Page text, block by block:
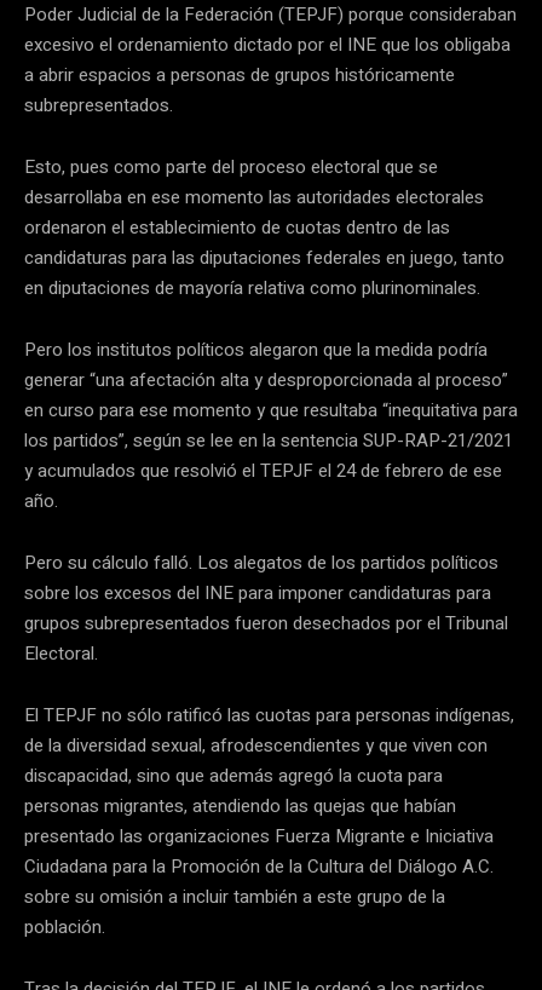
Poder Judicial de la Federación (TEPJF) porque consideraban
excesivo el ordenamiento dictado por el INE que los obligaba
a abrir espacios a personas de grupos históricamente
subrepresentados.
Esto, pues como parte del proceso electoral que se
desarrollaba en ese momento las autoridades electorales
ordenaron el establecimiento de cuotas dentro de las
candidaturas para las diputaciones federales en juego, tanto
en diputaciones de mayoría relativa como plurinominales.
Pero los institutos políticos alegaron que la medida podría
generar “una afectación alta y desproporcionada al proceso”
en curso para ese momento y que resultaba “inequitativa para
los partidos”, según se lee en la sentencia SUP-RAP-21/2021
y acumulados que resolvió el TEPJF el 24 de febrero de ese
año.
Pero su cálculo falló. Los alegatos de los partidos políticos
sobre los excesos del INE para imponer candidaturas para
grupos subrepresentados fueron desechados por el Tribunal
Electoral.
El TEPJF no sólo ratificó las cuotas para personas indígenas,
de la diversidad sexual, afrodescendientes y que viven con
discapacidad, sino que además agregó la cuota para
personas migrantes, atendiendo las quejas que habían
presentado las organizaciones Fuerza Migrante e Iniciativa
Ciudadana para la Promoción de la Cultura del Diálogo A.C.
sobre su omisión a incluir también a este grupo de la
población.